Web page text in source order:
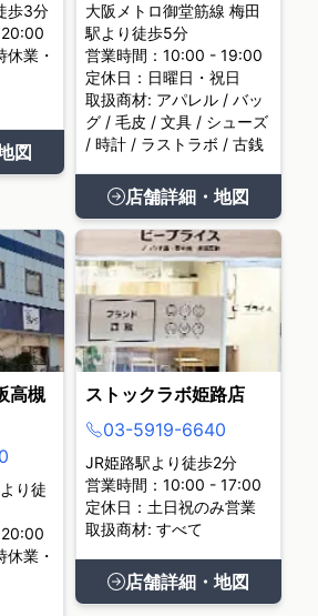
歩3分
休業・
図
大阪メトロ御堂筋線 梅田
駅より徒歩5分
営業時間：10:00 - 19:00
定休日：日曜日・祝日
取扱商材: アパレル / バッ
グ / 毛皮 / 文具 / シューズ
/ 時計 / ラストラボ / 古銭
店舗詳細・地図
高槻
り徒
休業・
ストックラボ姫路店
03-5919-6640
JR姫路駅より徒歩2分
営業時間：10:00 - 17:00
定休日：土日祝のみ営業
取扱商材: すべて
店舗詳細・地図